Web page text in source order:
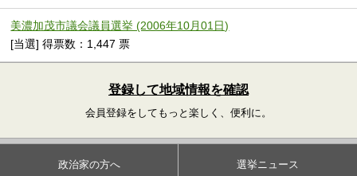
美濃加茂市議会議員選挙 (2006年10月01日)
[当選] 得票数：1,447 票
登録して地域情報を確認
会員登録をしてもっと楽しく、便利に。
政治家の方へ 選挙ニュース